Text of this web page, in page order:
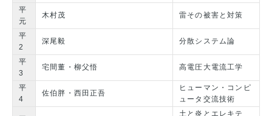
平
元
木村茂 雷その被害と対策
平
2
深尾毅 分散システム論
平
3
宅間董・柳父悟 高電圧大電流工学
平
4
佐伯胖・西田正吾
ヒューマン・コンピ
ュータ交流技術
土と炎とエレキテ